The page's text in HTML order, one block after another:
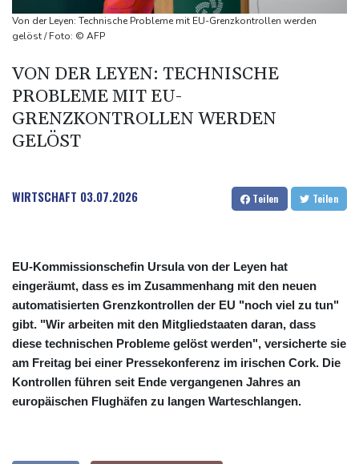
Ätna auf Sizilien ausgebrochen - Flugverkehr in Catania
zeitweise eingeschränkt
Explosion mutmaßlich ukrainischer Drohne in Bulgarien löst
diplomatische Verstimmung aus
Von der Leyen: Technische Probleme mit EU-Grenzkontrollen werden
gelöst / Foto: © AFP
VON DER LEYEN: TECHNISCHE
PROBLEME MIT EU-
GRENZKONTROLLEN WERDEN
GELÖST
WIRTSCHAFT 03.07.2026 Teilen Teilen
EU-Kommissionschefin Ursula von der Leyen hat
eingeräumt, dass es im Zusammenhang mit den neuen
automatisierten Grenzkontrollen der EU "noch viel zu tun"
gibt. "Wir arbeiten mit den Mitgliedstaaten daran, dass
diese technischen Probleme gelöst werden", versicherte sie
am Freitag bei einer Pressekonferenz im irischen Cork. Die
Kontrollen führen seit Ende vergangenen Jahres an
europäischen Flughäfen zu langen Warteschlangen.